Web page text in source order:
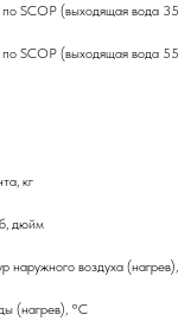
SCOP (выходящая вода
SCOP (выходящая вода
кг
дюйм
наружного воздуха
(нагрев), °С